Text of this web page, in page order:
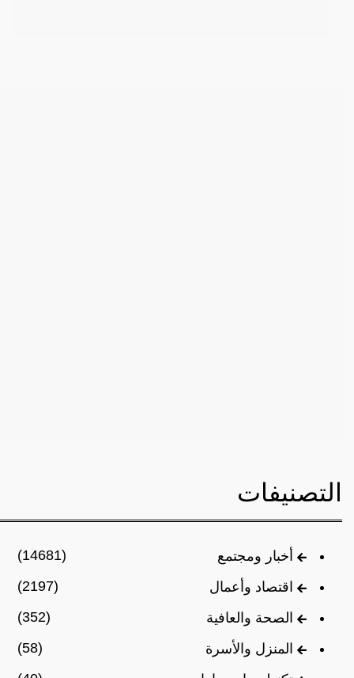
التصنيفات
أخبار ومجتمع
(14681)
اقتصاد وأعمال
(2197)
الصحة والعافية
(352)
المنزل والأسرة
(58)